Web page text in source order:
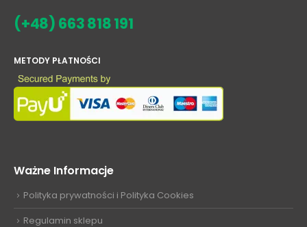
(+48) 663 818 191
Ważne Informacje
Polityka prywatności i Polityka Cookies